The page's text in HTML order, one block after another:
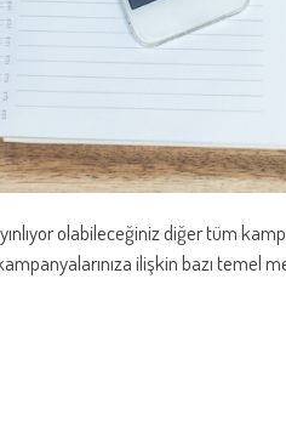
olabileceğiniz diğer tüm
ilişkin bazı temel